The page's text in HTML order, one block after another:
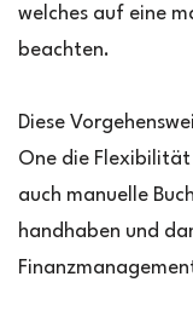
welches auf eine
beachten.
Diese
One die
auch manuelle
handhaben und